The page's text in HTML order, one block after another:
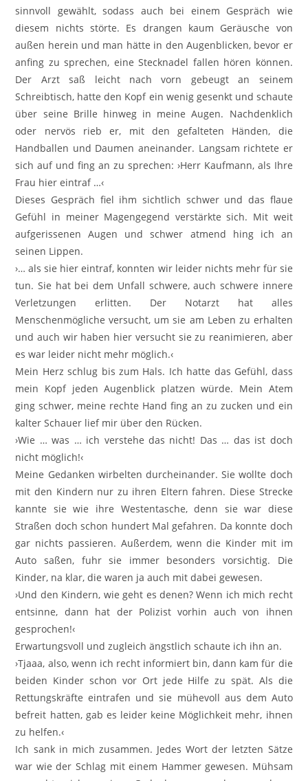
sinnvoll gewählt, sodass auch bei einem Gespräch wie
diesem nichts störte. Es drangen kaum Geräusche von
außen herein und man hätte in den Augenblicken, bevor er
anfing zu sprechen, eine Stecknadel fallen hören können.
Der Arzt saß leicht nach vorn gebeugt an seinem
Schreibtisch, hatte den Kopf ein wenig gesenkt und schaute
über seine Brille hinweg in meine Augen. Nachdenklich
oder nervös rieb er, mit den gefalteten Händen, die
Handballen und Daumen aneinander. Langsam richtete er
sich auf und fing an zu sprechen: ›Herr Kaufmann, als Ihre
Frau hier eintraf …‹
Dieses Gespräch fiel ihm sichtlich schwer und das flaue
Gefühl in meiner Magengegend verstärkte sich. Mit weit
aufgerissenen Augen und schwer atmend hing ich an
seinen Lippen.
›… als sie hier eintraf, konnten wir leider nichts mehr für sie
tun. Sie hat bei dem Unfall schwere, auch schwere innere
Verletzungen erlitten. Der Notarzt hat alles
Menschenmögliche versucht, um sie am Leben zu erhalten
und auch wir haben hier versucht sie zu reanimieren, aber
es war leider nicht mehr möglich.‹
Mein Herz schlug bis zum Hals. Ich hatte das Gefühl, dass
mein Kopf jeden Augenblick platzen würde. Mein Atem
ging schwer, meine rechte Hand fing an zu zucken und ein
kalter Schauer lief mir über den Rücken.
›Wie … was … ich verstehe das nicht! Das … das ist doch
nicht möglich!‹
Meine Gedanken wirbelten durcheinander. Sie wollte doch
mit den Kindern nur zu ihren Eltern fahren. Diese Strecke
kannte sie wie ihre Westentasche, denn sie war diese
Straßen doch schon hundert Mal gefahren. Da konnte doch
gar nichts passieren. Außerdem, wenn die Kinder mit im
Auto saßen, fuhr sie immer besonders vorsichtig. Die
Kinder, na klar, die waren ja auch mit dabei gewesen.
›Und den Kindern, wie geht es denen? Wenn ich mich recht
entsinne, dann hat der Polizist vorhin auch von ihnen
gesprochen!‹
Erwartungsvoll und zugleich ängstlich schaute ich ihn an.
›Tjaaa, also, wenn ich recht informiert bin, dann kam für die
beiden Kinder schon vor Ort jede Hilfe zu spät. Als die
Rettungskräfte eintrafen und sie mühevoll aus dem Auto
befreit hatten, gab es leider keine Möglichkeit mehr, ihnen
zu helfen.‹
Ich sank in mich zusammen. Jedes Wort der letzten Sätze
war wie der Schlag mit einem Hammer gewesen. Mühsam